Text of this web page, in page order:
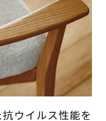
ウイルス性能を